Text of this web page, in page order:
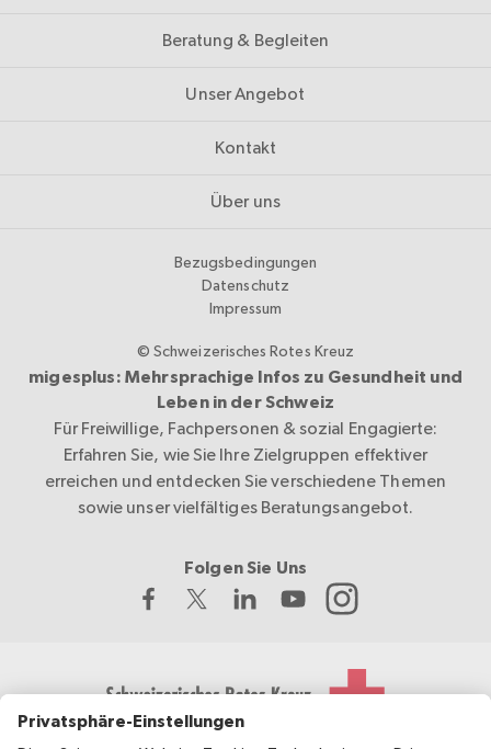
Beratung & Begleiten
Unser Angebot
Kontakt
Über uns
Bezugsbedingungen
Datenschutz
Impressum
© Schweizerisches Rotes Kreuz
migesplus: Mehrsprachige Infos zu Gesundheit und
Leben in der Schweiz
Für Freiwillige, Fachpersonen & sozial Engagierte:
Erfahren Sie, wie Sie Ihre Zielgruppen effektiver
erreichen und entdecken Sie verschiedene Themen
sowie unser vielfältiges Beratungsangebot.
Folgen Sie Uns